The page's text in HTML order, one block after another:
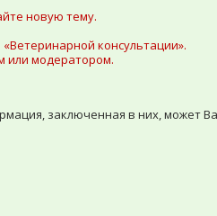
новую тему.
консультации».
или модератором.
заключенная в них, может